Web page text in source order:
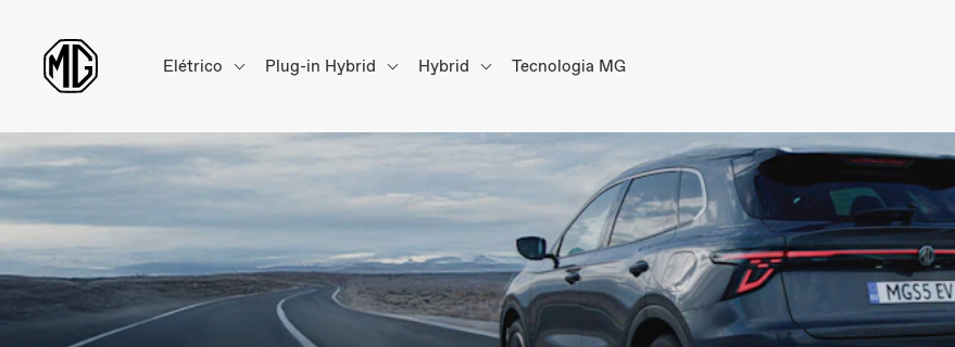
Elétrico Plug-in Hybrid Hybrid Tecnologia MG